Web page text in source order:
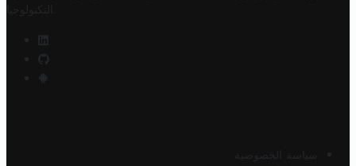
التكنولوجيا
سياسة الخصوصية